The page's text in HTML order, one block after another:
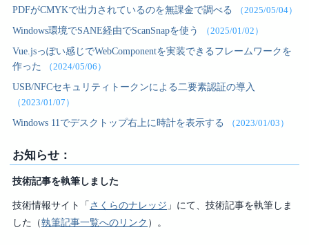
PDFがCMYKで出力されているのを無課金で調べる （2025/05/04）
Windows環境でSANE経由でScanSnapを使う （2025/01/02）
Vue.jsっぽい感じでWebComponentを実装できるフレームワークを
作った
（2024/05/06）
USB/NFCセキュリティトークンによる二要素認証の導入
（2023/01/07）
Windows 11でデスクトップ右上に時計を表示する （2023/01/03）
お知らせ：
技術記事を執筆しました
技術情報サイト「さくらのナレッジ 」にて、技術記事を執筆しま
した（執筆記事一覧へのリンク ）。